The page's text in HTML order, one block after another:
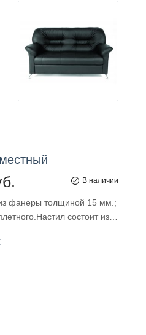
В наличии
из фанеры толщиной 15 мм.;
состоит из…